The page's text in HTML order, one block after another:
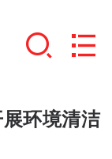
环境清洁